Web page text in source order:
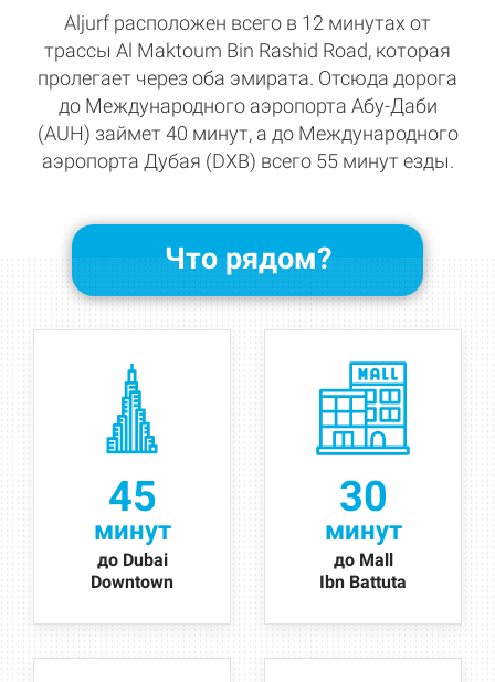
Aljurf расположен всего в 12 минутах от
трассы Al Maktoum Bin Rashid Road, которая
пролегает через оба эмирата. Отсюда дорога
до Международного аэропорта Абу-Даби
(AUH) займет 40 минут, а до Международного
аэропорта Дубая (DXB) всего 55 минут езды.
Что рядом?
45
минут
до Dubai
Downtown
30
минут
до Mall
Ibn Battuta